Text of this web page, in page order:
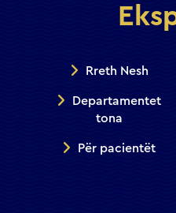
Rreth Nesh
Departamentet
tona
Për pacientët